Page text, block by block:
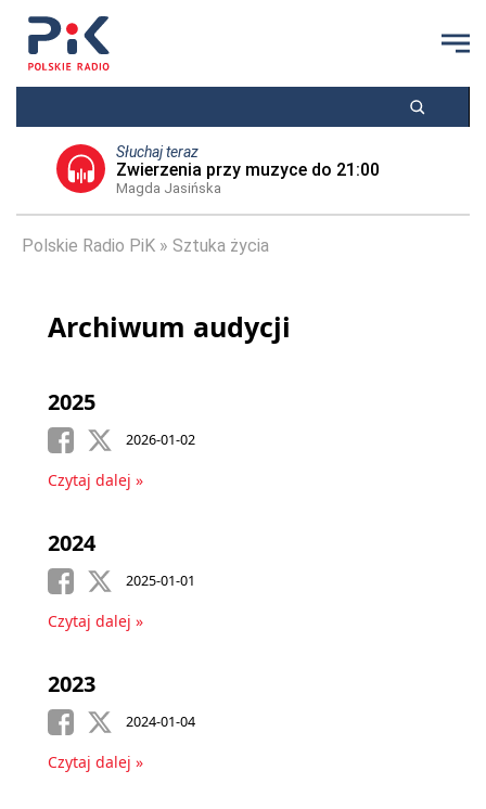
Słuchaj teraz
Zwierzenia przy muzyce do 21:00
Magda Jasińska
Polskie Radio PiK Sztuka życia
Archiwum audycji
2025
2026-01-02
Czytaj dalej »
2024
2025-01-01
Czytaj dalej »
2023
2024-01-04
Czytaj dalej »